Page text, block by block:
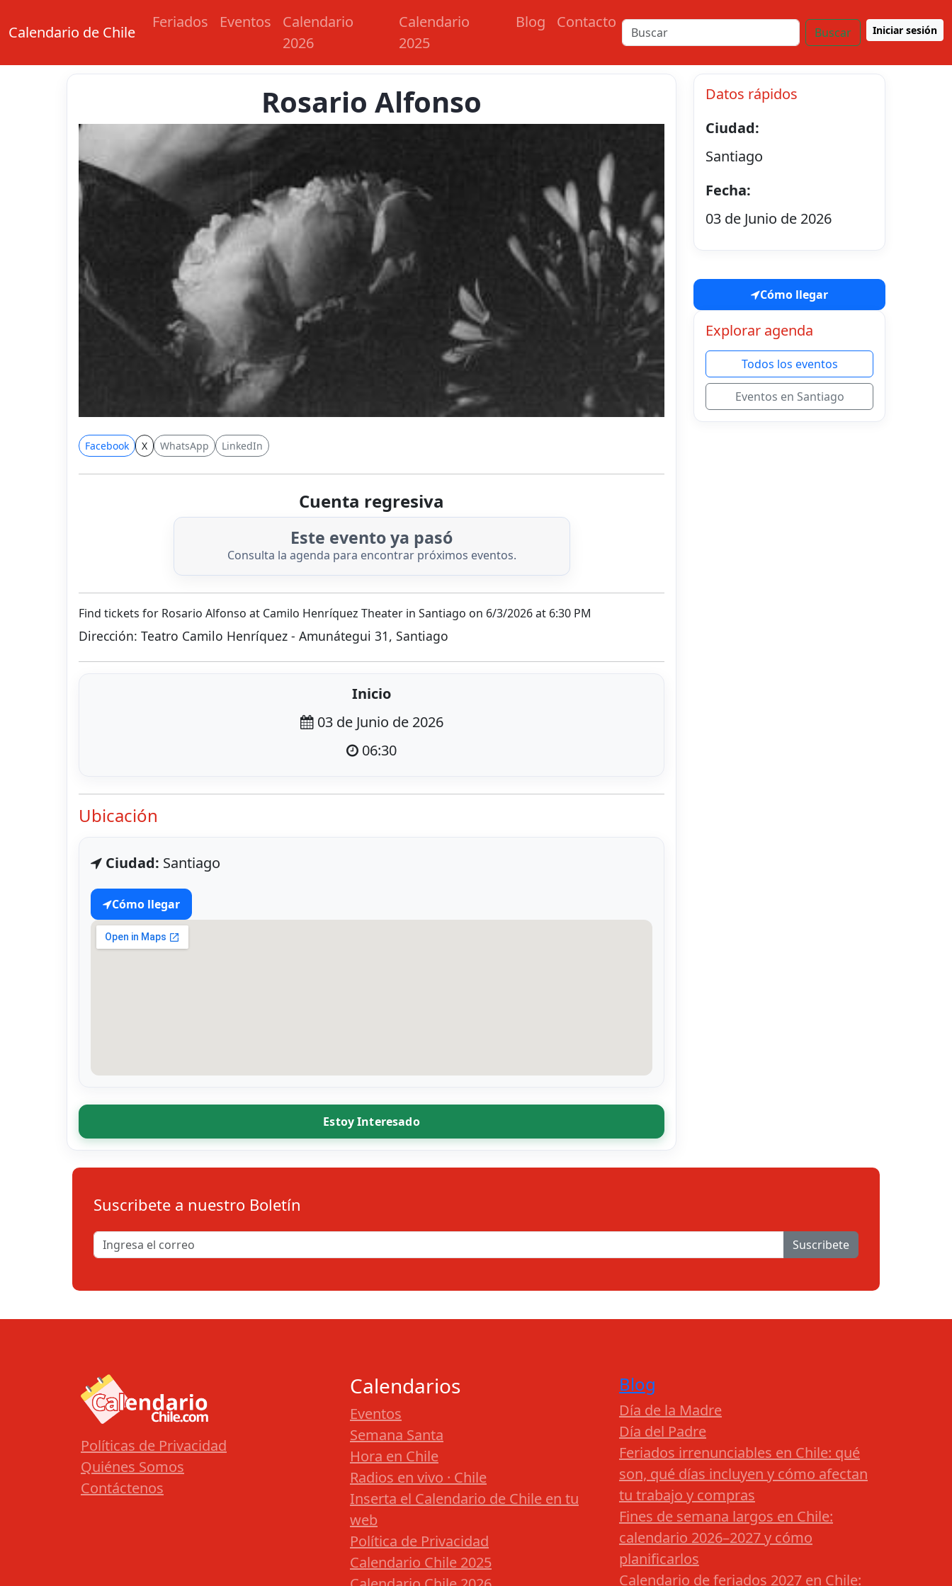
Calendario de Chile
Feriados Eventos
Calendario
2026
Calendario
2025
Blog Contacto
Buscar Iniciar sesión
Rosario Alfonso
Facebook X WhatsApp LinkedIn
Cuenta regresiva
Este evento ya pasó
Consulta la agenda para encontrar próximos eventos.
Find tickets for Rosario Alfonso at Camilo Henríquez Theater in Santiago on 6/3/2026 at 6:30 PM
Dirección: Teatro Camilo Henríquez - Amunátegui 31, Santiago
Inicio
03 de Junio de 2026
06:30
Ubicación
Ciudad: Santiago
Cómo llegar
Estoy Interesado
Datos rápidos
Ciudad:
Santiago
Fecha:
03 de Junio de 2026
Cómo llegar
Explorar agenda
Todos los eventos
Eventos en Santiago
Suscribete a nuestro Boletín
Suscribete
Políticas de Privacidad
Quiénes Somos
Contáctenos
Calendarios
Eventos
Semana Santa
Hora en Chile
Radios en vivo · Chile
Inserta el Calendario de Chile en tu
web
Política de Privacidad
Calendario Chile 2025
Blog
Día de la Madre
Día del Padre
Feriados irrenunciables en Chile: qué
son, qué días incluyen y cómo afectan
tu trabajo y compras
Fines de semana largos en Chile:
calendario 2026–2027 y cómo
planificarlos
Calendario de feriados 2027 en Chile: